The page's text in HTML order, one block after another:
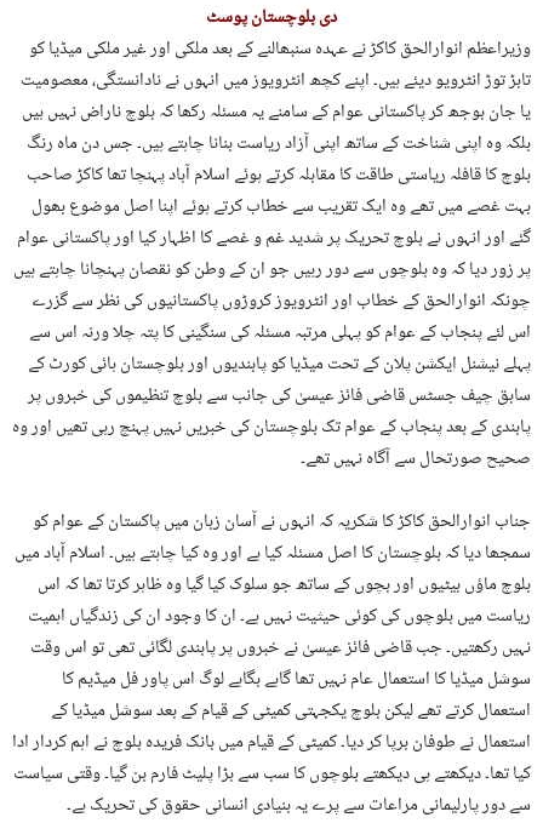
دی بلوچستان پوسٹ
وزیراعظم انوارالحق کاکڑ نے عہدہ سنبھالنے کے بعد ملکی اور غیر ملکی میڈیا کو
تابڑ توڑ انٹرویو دیئے ہیں۔ اپنے کچھ انٹرویوز میں انہوں نے نادانستگی، معصومیت
یا جان بوجھ کر پاکستانی عوام کے سامنے یہ مسئلہ رکھا کہ بلوچ ناراض نہیں ہیں
بلکہ وہ اپنی شناخت کے ساتھ اپنی آزاد ریاست بنانا چاہتے ہیں۔ جس دن ماہ رنگ
بلوچ کا قافلہ ریاستی طاقت کا مقابلہ کرتے ہوئے اسلام آباد پہنچا تھا کاکڑ صاحب
بہت غصے میں تھے وہ ایک تقریب سے خطاب کرتے ہوئے اپنا اصل موضوع بھول
گئے اور انہوں نے بلوچ تحریک پر شدید غم و غصے کا اظہار کیا اور پاکستانی عوام
پر زور دیا کہ وہ بلوچوں سے دور رہیں جو ان کے وطن کو نقصان پہنچانا چاہتے ہیں
چونکہ انوارالحق کے خطاب اور انٹرویوز کروڑوں پاکستانیوں کی نظر سے گزرے
اس لئے پنجاب کے عوام کو پہلی مرتبہ مسئلہ کی سنگینی کا پتہ چلا ورنہ اس سے
پہلے نیشنل ایکشن پلان کے تحت میڈیا کو پابندیوں اور بلوچستان ہائی کورٹ کے
سابق چیف جسٹس قاضی فائز عیسیٰ کی جانب سے بلوچ تنظیموں کی خبروں پر
پابندی کے بعد پنجاب کے عوام تک بلوچستان کی خبریں نہیں پہنچ رہی تھیں اور وہ
صحیح صورتحال سے آگاہ نہیں تھے۔
جناب انوارالحق کاکڑ کا شکریہ کہ انہوں نے آسان زبان میں پاکستان کے عوام کو
سمجھا دیا کہ بلوچستان کا اصل مسئلہ کیا ہے اور وہ کیا چاہتے ہیں۔ اسلام آباد میں
بلوچ ماﺅں بیٹیوں اور بچوں کے ساتھ جو سلوک کیا گیا وہ ظاہر کرتا تھا کہ اس
ریاست میں بلوچوں کی کوئی حیثیت نہیں ہے۔ ان کا وجود ان کی زندگیاں اہمیت
نہیں رکھتیں۔ جب قاضی فائز عیسیٰ نے خبروں پر پابندی لگائی تھی تو اس وقت
سوشل میڈیا کا استعمال عام نہیں تھا گاہے بگاہے لوگ اس پاور فل میڈیم کا
استعمال کرتے تھے لیکن بلوچ یکجہتی کمیٹی کے قیام کے بعد سوشل میڈیا کے
استعمال نے طوفان برپا کر دیا۔ کمیٹی کے قیام میں بانک فریدہ بلوچ نے اہم کردار ادا
کیا تھا۔ دیکھتے ہی دیکھتے بلوچوں کا سب سے بڑا پلیٹ فارم بن گیا۔ وقتی سیاست
سے دور پارلیمانی مراعات سے پرے یہ بنیادی انسانی حقوق کی تحریک ہے۔